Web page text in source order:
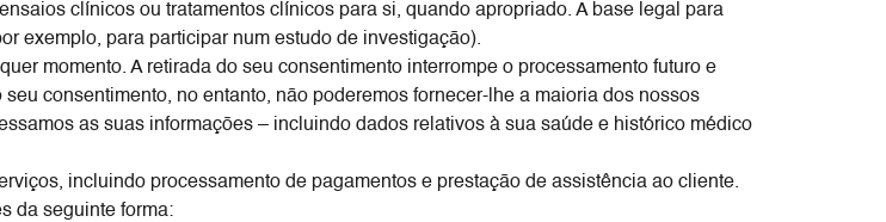
clínicos ou tratamentos clínicos para si, quando apropriado. A base legal para
exemplo, para participar num estudo de investigação).
momento. A retirada do seu consentimento interrompe o processamento futuro e
consentimento, no entanto, não poderemos fornecer-lhe a maioria dos nossos
as suas informações – incluindo dados relativos à sua saúde e histórico médico
incluindo processamento de pagamentos e prestação de assistência ao cliente.
da seguinte forma: